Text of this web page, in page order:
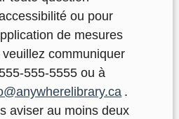
ou pour
de mesures
veuillez communiquer
555-5555 ou à
.
aviser au moins deux